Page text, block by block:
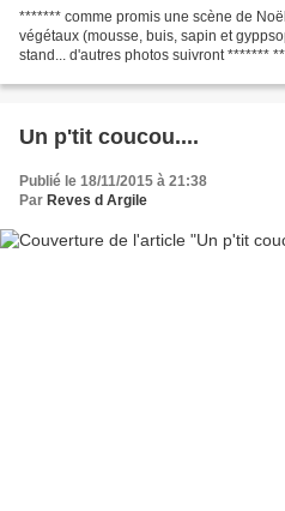
******* comme promis une scène de
végétaux (mousse, buis, sapin et
stand... d'autres photos suivront *******
Un p'tit coucou....
Publié le 18/11/2015 à 21:38
Par Reves d Argile